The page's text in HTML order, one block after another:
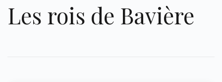
Les rois de Bavière